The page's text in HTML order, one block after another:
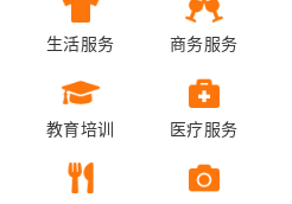
生活服务 商务服务
教育培训 医疗服务